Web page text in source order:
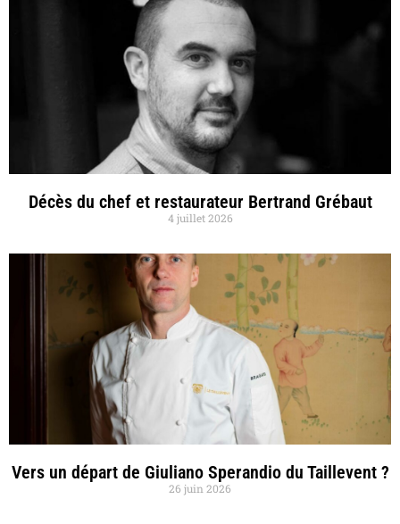
Décès du chef et restaurateur Bertrand Grébaut
4 juillet 2026
Vers un départ de Giuliano Sperandio du Taillevent ?
26 juin 2026